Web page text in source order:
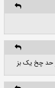
حد چخ یک بز